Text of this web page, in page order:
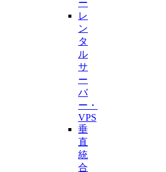
ー
レ
ン
タ
ル
サ
ー
バ
ー・
VPS
垂
直
統
合